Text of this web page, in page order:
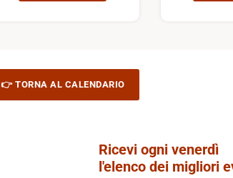
👉 TORNA AL CALENDARIO
Ricevi ogni venerdì
l'elenco dei migliori